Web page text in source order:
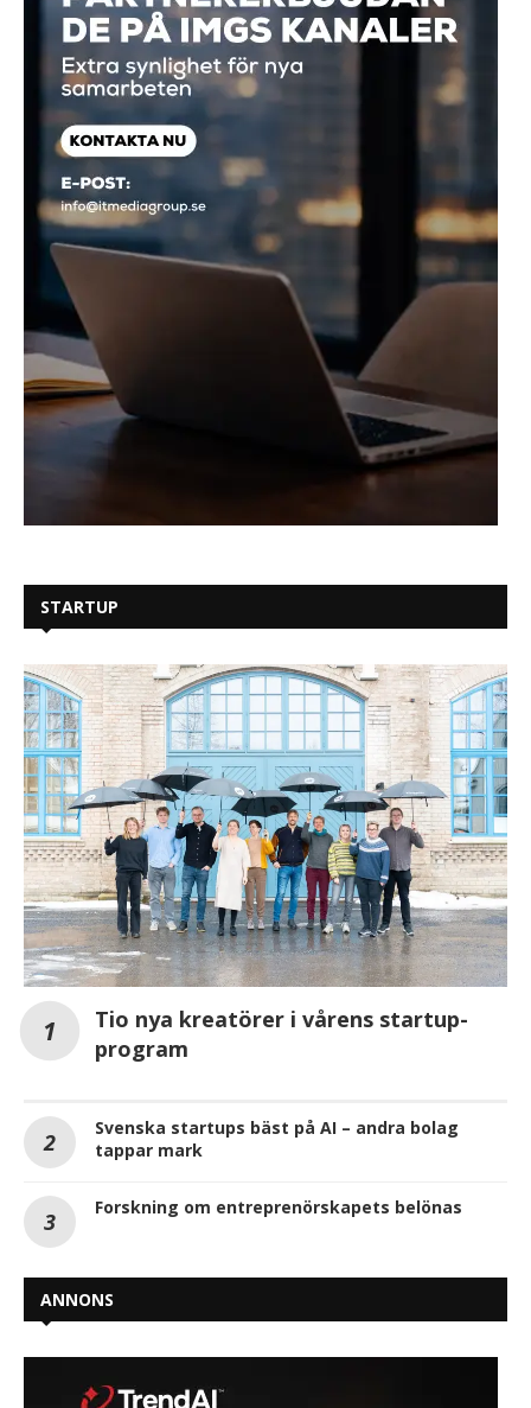
STARTUP
Tio nya kreatörer i vårens startup-
program
Svenska startups bäst på AI – andra bolag
tappar mark
Forskning om entreprenörskapets belönas
ANNONS